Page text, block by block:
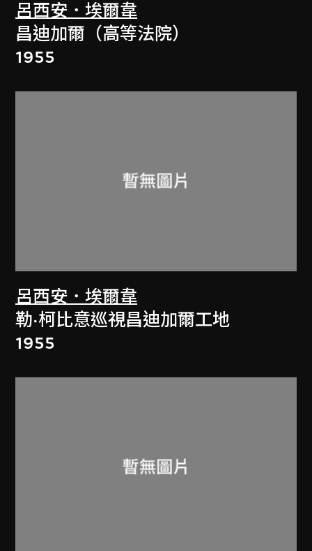
呂西安．埃爾韋
昌迪加爾（高等法院）
1955
呂西安．埃爾韋
勒·柯比意巡視昌迪加爾工地
1955